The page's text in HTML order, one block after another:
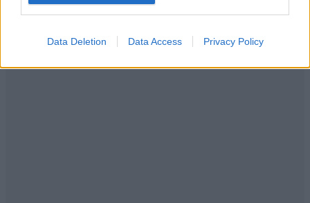
Data Deletion Data Access Privacy Policy